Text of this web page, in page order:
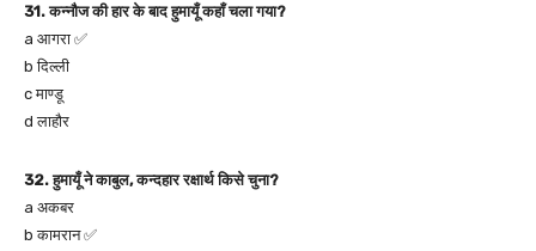
31. कन्नौज की हार के बाद हुमायूँ कहाँ चला गया?
a आगरा ✅
b दिल्ली
c माण्डू
d लाहौर
32. हुमायूँ ने काबुल, कन्दहार रक्षार्थ किसे चुना?
a अकबर
b कामरान ✅